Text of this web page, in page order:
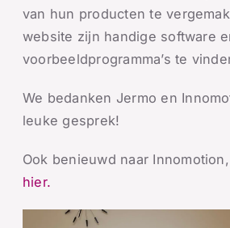
van hun producten te
website zijn handige software
voorbeeldprogramma’s te
We bedanken Jermo en
leuke gesprek!
Ook benieuwd naar
hier.